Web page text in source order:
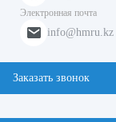
Электронная почта
info@hmru.kz
Заказать звонок